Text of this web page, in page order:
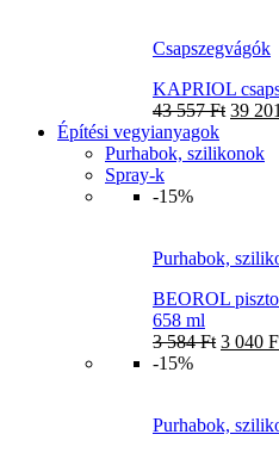
Csapszegvágók
KAPRIOL
43 557Ft 39 201
Építési vegyianyagok
Purhabok, szilikonok
Spray-k
-15%
Purhabok,
BEOROL
658 ml
3 584Ft 3 040
-15%
Purhabok,